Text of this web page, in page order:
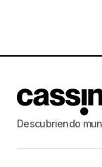
Descubriendo